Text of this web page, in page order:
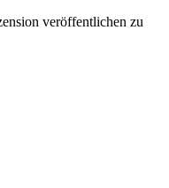
veröffentlichen zu